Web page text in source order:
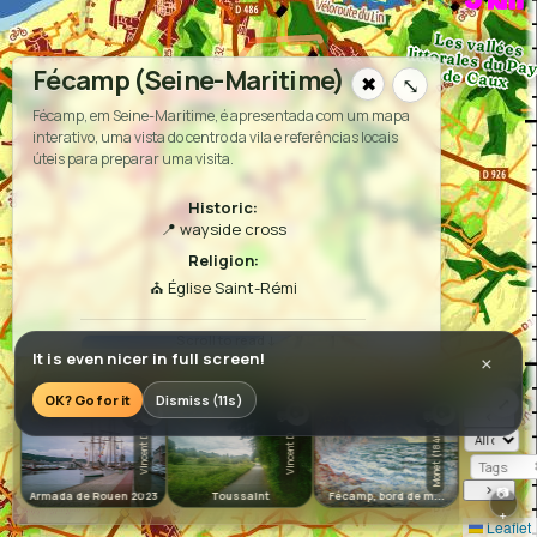
It is even nicer in full screen!
OK? Go for it Dismiss (11s)
×
⤡
✖
Fécamp (Seine-Maritime)
Fécamp, em Seine-Maritime, é apresentada com um mapa
interativo, uma vista do centro da vila e referências locais
úteis para preparar uma visita.
Historic:
📍wayside cross
Religion:
⛪ Église Saint-Rémi
📷
☆☆☆☆☆ 💬0
Armada de Rouen 2023
Vincent D
☆☆☆☆☆
Toussaint
Vincent D
Fécamp, bord de m...
Monet (1840-...
☆☆☆☆☆
Hôtel
📷
+
›
Les vallées littorales du Pays
de Caux
Ganzeville
Leaflet